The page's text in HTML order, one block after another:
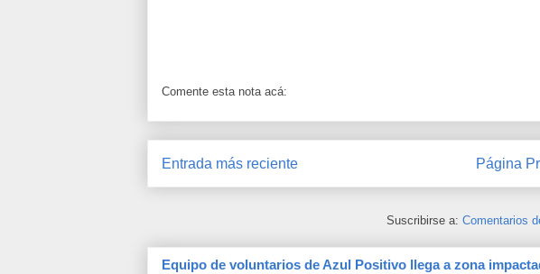
Comente esta nota acá:
Entrada más reciente Página
Suscribirse a: Comentarios
Equipo de voluntarios de Azul Positivo llega a zona